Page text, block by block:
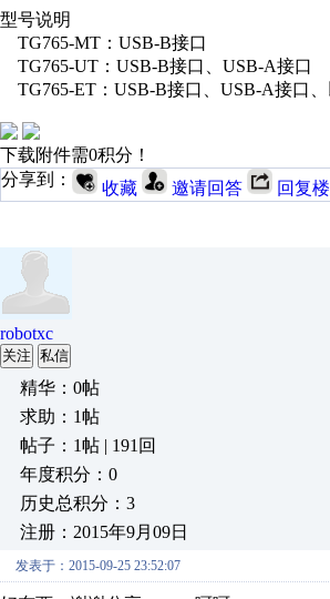
型号说明
TG765-MT：USB-B接口
TG765-UT：USB-B接口、USB-A接口
TG765-ET：USB-B接口、USB-A接口
下载附件需0积分！
分享到：
收藏 邀请回答 回复
robotxc
关注 私信
精华：0帖
求助：1帖
帖子：1帖 | 191回
年度积分：0
历史总积分：3
注册：2015年9月09日
发表于：2015-09-25 23:52:07